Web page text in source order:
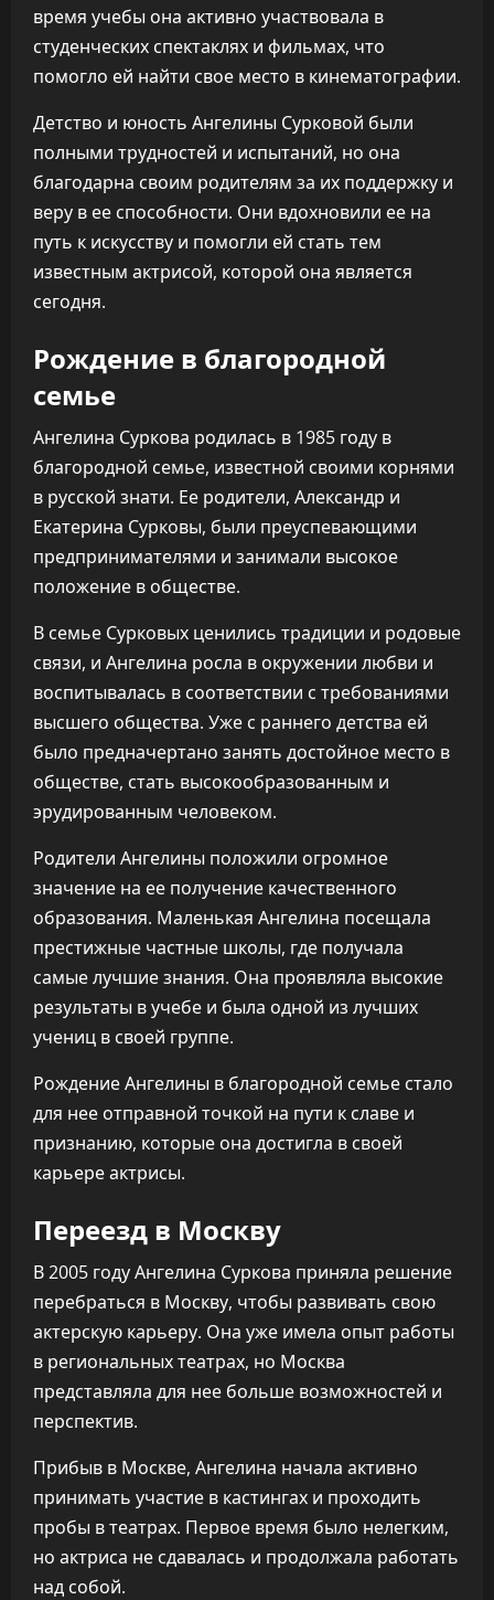
время учебы она активно участвовала в
студенческих спектаклях и фильмах, что
помогло ей найти свое место в кинематографии.
Детство и юность Ангелины Сурковой были
полными трудностей и испытаний, но она
благодарна своим родителям за их поддержку и
веру в ее способности. Они вдохновили ее на
путь к искусству и помогли ей стать тем
известным актрисой, которой она является
сегодня.
Рождение в благородной
семье
Ангелина Суркова родилась в 1985 году в
благородной семье, известной своими корнями
в русской знати. Ее родители, Александр и
Екатерина Сурковы, были преуспевающими
предпринимателями и занимали высокое
положение в обществе.
В семье Сурковых ценились традиции и родовые
связи, и Ангелина росла в окружении любви и
воспитывалась в соответствии с требованиями
высшего общества. Уже с раннего детства ей
было предначертано занять достойное место в
обществе, стать высокообразованным и
эрудированным человеком.
Родители Ангелины положили огромное
значение на ее получение качественного
образования. Маленькая Ангелина посещала
престижные частные школы, где получала
самые лучшие знания. Она проявляла высокие
результаты в учебе и была одной из лучших
учениц в своей группе.
Рождение Ангелины в благородной семье стало
для нее отправной точкой на пути к славе и
признанию, которые она достигла в своей
карьере актрисы.
Переезд в Москву
В 2005 году Ангелина Суркова приняла решение
перебраться в Москву, чтобы развивать свою
актерскую карьеру. Она уже имела опыт работы
в региональных театрах, но Москва
представляла для нее больше возможностей и
перспектив.
Прибыв в Москве, Ангелина начала активно
принимать участие в кастингах и проходить
пробы в театрах. Первое время было нелегким,
но актриса не сдавалась и продолжала работать
над собой.